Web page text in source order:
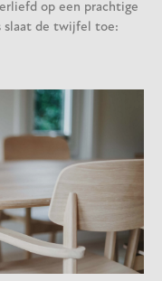
op een prachtige
slaat de twijfel toe: